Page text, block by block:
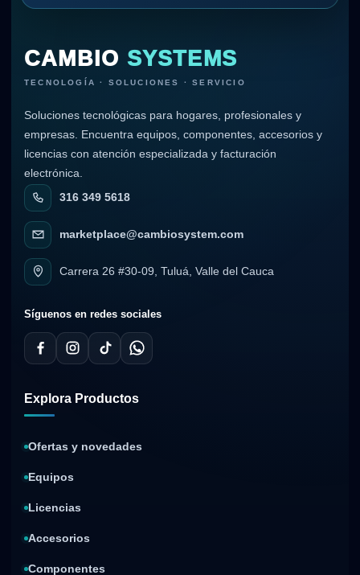
CAMBIO SYSTEMS
TECNOLOGÍA · SOLUCIONES · SERVICIO
Soluciones tecnológicas para hogares, profesionales y
empresas. Encuentra equipos, componentes, accesorios y
licencias con atención especializada y facturación
electrónica.
316 349 5618
marketplace@cambiosystem.com
Carrera 26 #30-09, Tuluá, Valle del Cauca
Síguenos en redes sociales
Explora Productos
Ofertas y novedades
Equipos
Licencias
Accesorios
Componentes